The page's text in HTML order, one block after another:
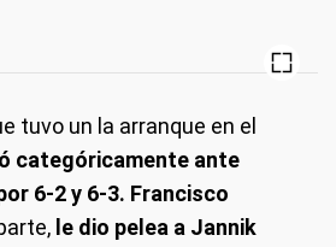
tuvo un la arranque en el
categóricamente ante
6-2 y 6-3. Francisco
le dio pelea a Jannik